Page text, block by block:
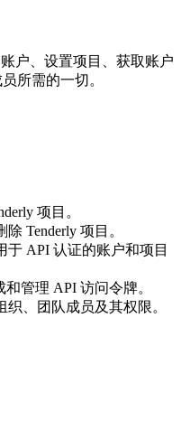
户、设置项目、获取账户
所需的一切。
项目。
Tenderly 项目。
于 API 认证的账户和项目
和管理 API 访问令牌。
织、团队成员及其权限。